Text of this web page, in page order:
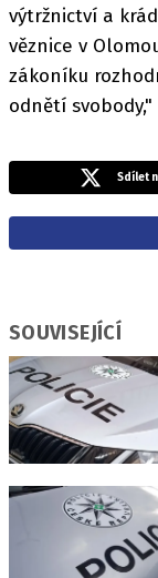
výtržnictví a
věznice v
zákoníku
odnětí
Sdílet
SOUVISEJÍCÍ